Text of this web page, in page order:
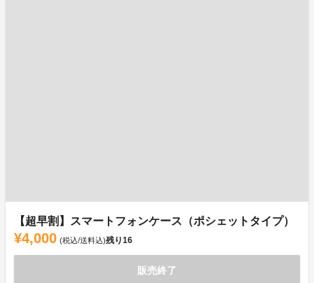
【超早割】スマートフォンケース（ポシェットタイプ）
¥4,000 (税込/送料込)残り16
販売終了